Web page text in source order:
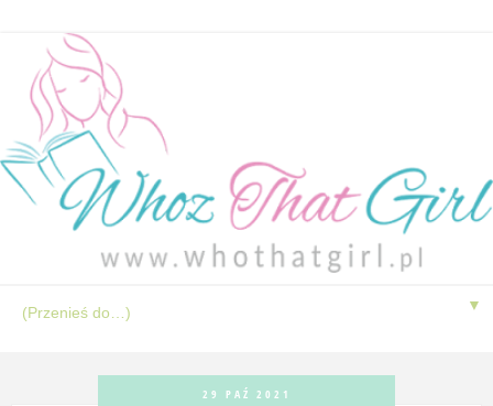
▼
29 PAŹ 2021